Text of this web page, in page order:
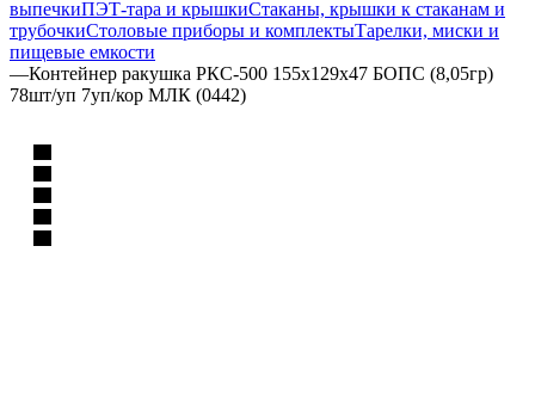
выпечкиПЭТ-тара и крышкиСтаканы, крышки к стаканам и
трубочкиСтоловые приборы и комплектыТарелки, миски и
пищевые емкости
—Контейнер ракушка РКС-500 155х129х47 БОПС (8,05гр)
78шт/уп 7уп/кор МЛК (0442)